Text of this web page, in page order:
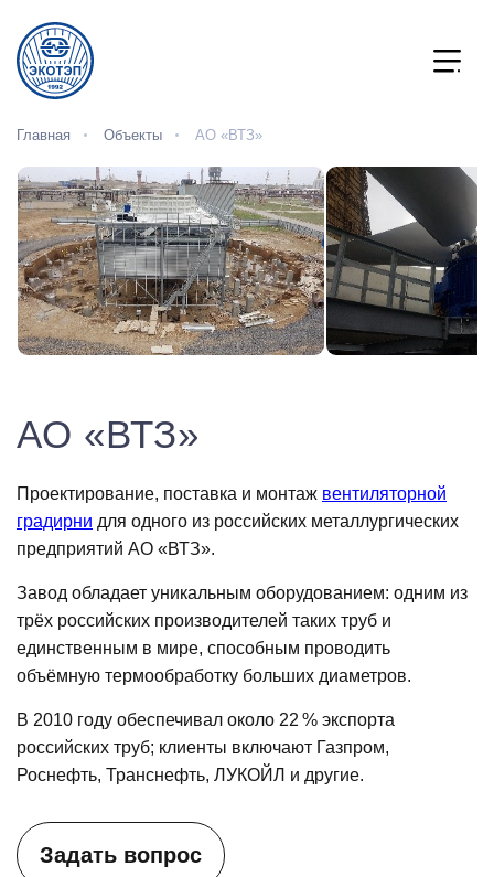
Главная Объекты АО «ВТЗ»
АО «ВТЗ»
Проектирование, поставка и монтаж вентиляторной
градирни для одного из российских металлургических
предприятий АО «ВТЗ».
Завод обладает уникальным оборудованием: одним из
трёх российских производителей таких труб и
единственным в мире, способным проводить
объёмную термообработку больших диаметров.
В 2010 году обеспечивал около 22 % экспорта
российских труб; клиенты включают Газпром,
Роснефть, Транснефть, ЛУКОЙЛ и другие.
Задать вопрос